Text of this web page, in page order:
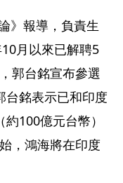
》報導，負責生
月以來已解聘5
郭台銘宣布參選
台銘表示已和印度
100億元台幣）
，鴻海將在印度